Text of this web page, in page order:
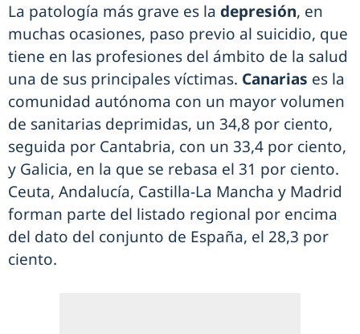
La patología más grave es la depresión, en
muchas ocasiones, paso previo al suicidio, que
tiene en las profesiones del ámbito de la salud
una de sus principales víctimas. Canarias es la
comunidad autónoma con un mayor volumen
de sanitarias deprimidas, un 34,8 por ciento,
seguida por Cantabria, con un 33,4 por ciento,
y Galicia, en la que se rebasa el 31 por ciento.
Ceuta, Andalucía, Castilla-La Mancha y Madrid
forman parte del listado regional por encima
del dato del conjunto de España, el 28,3 por
ciento.